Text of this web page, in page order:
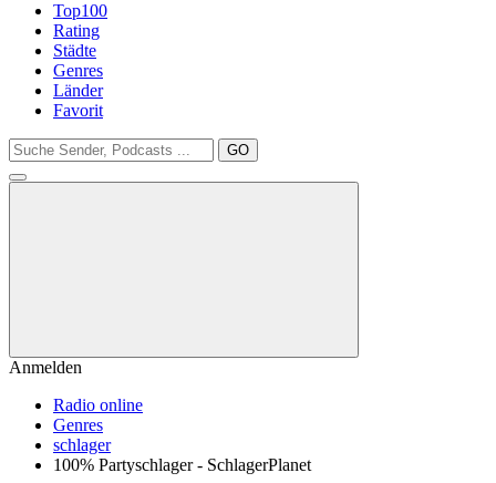
Top100
Rating
Städte
Genres
Länder
Favorit
GO
Anmelden
Radio online
Genres
schlager
100% Partyschlager - SchlagerPlanet